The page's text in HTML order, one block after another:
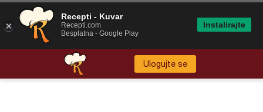
Ulogujte se
Recepti - Kuvar
Recepti.com
Besplatna - Google Play
Instalirajte